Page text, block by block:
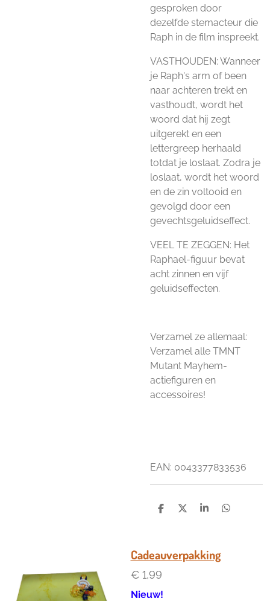
gesproken door
dezelfde stemacteur die
Raph in de film inspreekt.
VASTHOUDEN: Wanneer
je Raph's arm of been
naar achteren trekt en
vasthoudt, wordt het
woord dat hij zegt
uitgerekt en een
lettergreep herhaald
totdat je loslaat. Zodra je
loslaat, wordt het woord
en de zin voltooid en
gevolgd door een
gevechtsgeluidseffect.
VEEL TE ZEGGEN: Het
Raphael-figuur bevat
acht zinnen en vijf
geluidseffecten.
Verzamel ze allemaal:
Verzamel alle TMNT
Mutant Mayhem-
actiefiguren en
accessoires!
EAN: 0043377833536
D
D
S
e
D
Cadeauverpakking
€ 1,99
Nieuw!